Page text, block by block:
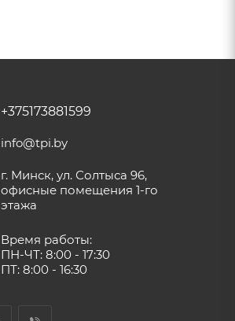
+375173881599
info@tpi.by
г. Минск, ул. Солтыса 96,
офисные помещения 1-го
этажа
Время работы:
ПН-ЧТ: 8:00 - 17:30
ПТ: 8:00 - 16:30